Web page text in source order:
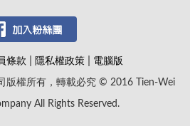
條款 隱私權政策
電腦版
版權所有，轉載必究 © 2016 Tien-Wei
All Rights Reserved.